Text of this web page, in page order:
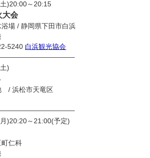
)20:00～20:15
大会
場 / 静岡県下田市白浜
5240 白浜観光協会
)
/ 浜松市天竜区
)20:20～21:00(予定)
町仁科